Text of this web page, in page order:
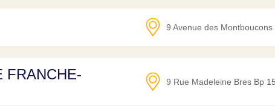
9 Avenue des Montboucons
FRANCHE-
9 Rue Madeleine Bres Bp